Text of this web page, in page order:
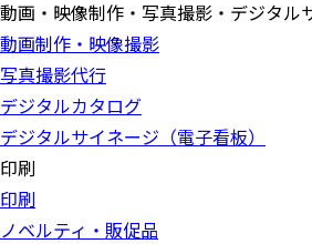
動画・映像制作・写真撮影・デジタル
動画制作・映像撮影
写真撮影代行
デジタルカタログ
デジタルサイネージ（電子看板）
印刷
印刷
ノベルティ・販促品